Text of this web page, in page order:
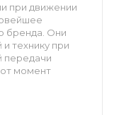
при движении
бренда. Они
технику при
передачи
момент
имеет строго